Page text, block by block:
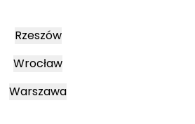
Rzeszów
Wrocław
Warszawa